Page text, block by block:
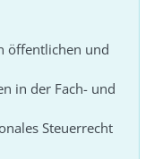
öffentlichen und
in der Fach- und
Steuerrecht